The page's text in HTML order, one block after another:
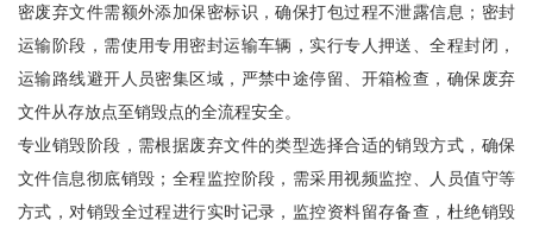
密废弃文件需额外添加保密标识，确保打包过程不泄露信息；密封
运输阶段，需使用专用密封运输车辆，实行专人押送、全程封闭，
运输路线避开人员密集区域，严禁中途停留、开箱检查，确保废弃
文件从存放点至销毁点的全流程安全。
专业销毁阶段，需根据废弃文件的类型选择合适的销毁方式，确保
文件信息彻底销毁；全程监控阶段，需采用视频监控、人员值守等
方式，对销毁全过程进行实时记录，监控资料留存备查，杜绝销毁